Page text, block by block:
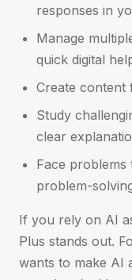
responses in
Manage
quick digital
Create
Study
clear
Face problems
problem-
If you rely on AI
Plus stands out.
wants to make AI